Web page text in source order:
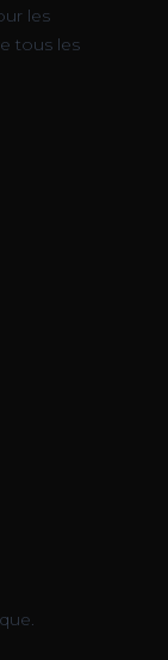
les
tous les